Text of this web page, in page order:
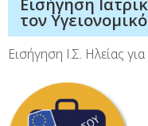
τον
Εισήγηση Ι.Σ. Ηλείας